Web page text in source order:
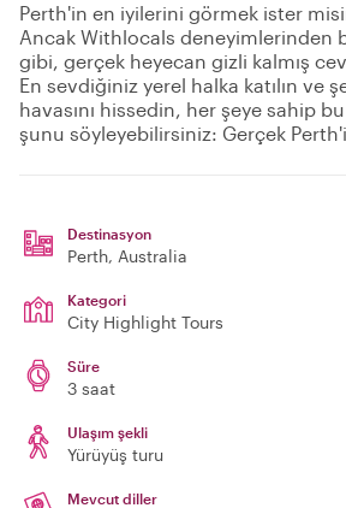
Perth'in en iyilerini görmek ister
Ancak Withlocals deneyimlerinden
gibi, gerçek heyecan gizli kalmış
En sevdiğiniz yerel halka katılın ve
havasını hissedin, her şeye sahip
şunu söyleyebilirsiniz: Gerçek
Destinasyon
Perth, Australia
Kategori
City Highlight Tours
Süre
3 saat
Ulaşım şekli
Yürüyüş turu
Mevcut diller